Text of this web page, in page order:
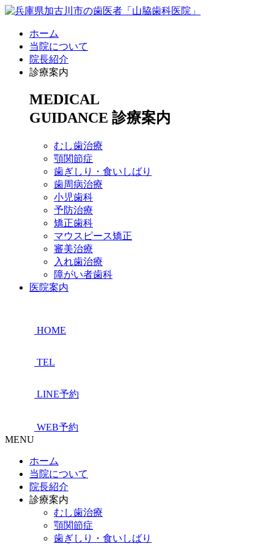
ホーム
当院について
院長紹介
診療案内
MEDICAL
GUIDANCE 診療案内
むし歯治療
顎関節症
歯ぎしり・食いしばり
歯周病治療
小児歯科
予防治療
矯正歯科
マウスピース矯正
審美治療
入れ歯治療
障がい者歯科
医院案内
HOME
TEL
LINE予約
WEB予約
MENU
ホーム
当院について
院長紹介
診療案内
むし歯治療
顎関節症
歯ぎしり・食いしばり